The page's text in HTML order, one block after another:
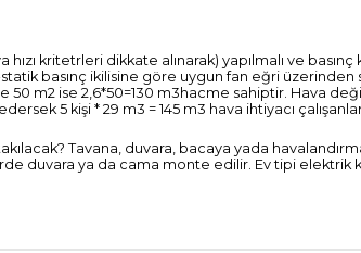
kritetrleri dikkate alınarak) yapılmalı ve basınç
basınç ikilisine göre uygun fan eğri üzerinden
50 m2 ise 2,6*50=130 m3hacme sahiptir. Hava
5 kişi * 29 m3 = 145 m3 hava ihtiyacı
Tavana, duvara, bacaya yada
duvara ya da cama monte edilir. Ev tipi